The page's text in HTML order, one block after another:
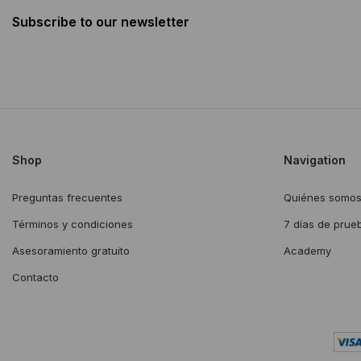
Subscribe to our newsletter
Shop
Preguntas frecuentes
Términos y condiciones
Asesoramiento gratuito
Contacto
Navigation
Quiénes somos
7 días de
Academy